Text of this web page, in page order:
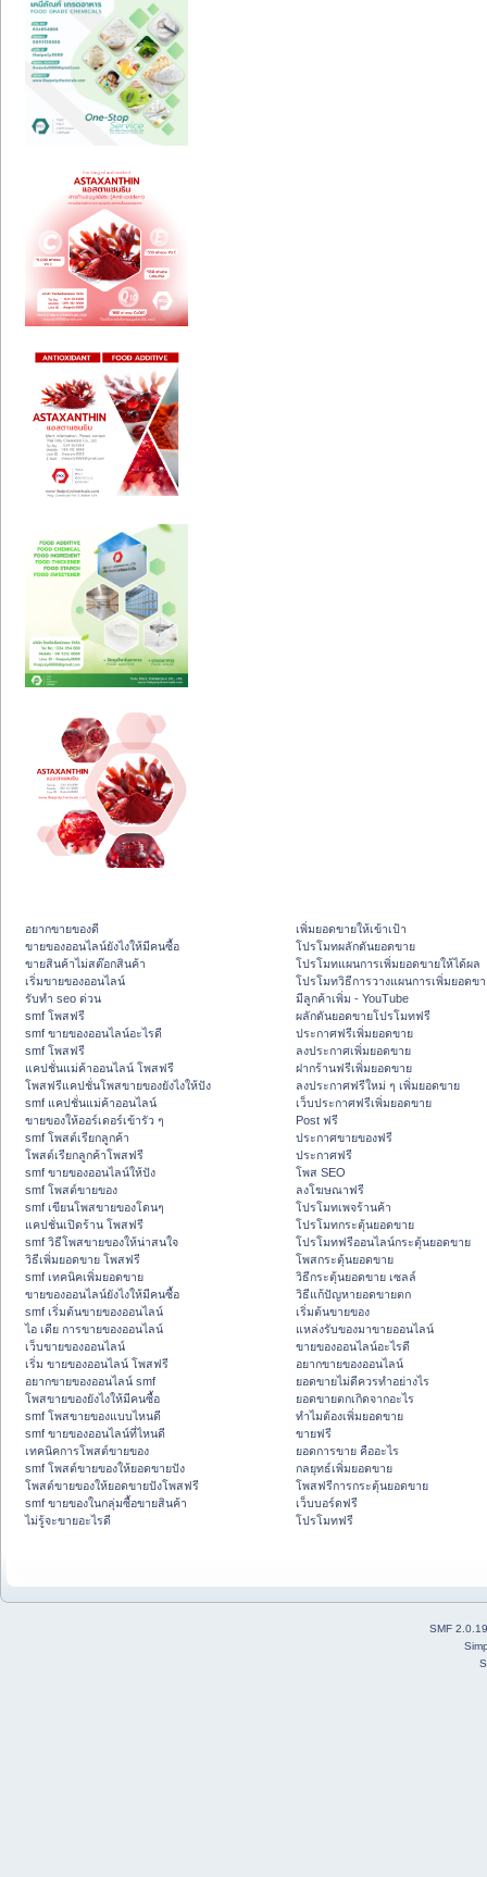
อยากขายของดี
ขายของออนไลน์ยังไงให้มีคนซื้อ
ขายสินค้าไม่สต๊อกสินค้า
เริ่มขายของออนไลน์
รับทำ seo ด่วน
smf โพสฟรี
smf ขายของออนไลน์อะไรดี
smf โพสฟรี
แคปชั่นแม่ค้าออนไลน์ โพสฟรี
โพสฟรีแคปชั่นโพสขายของยังไงให้ปัง
smf แคปชั่นแม่ค้าออนไลน์
ขายของให้ออร์เดอร์เข้ารัว ๆ
smf โพสต์เรียกลูกค้า
โพสต์เรียกลูกค้าโพสฟรี
smf ขายของออนไลน์ให้ปัง
smf โพสต์ขายของ
smf เขียนโพสขายของโดนๆ
แคปชั่นเปิดร้าน โพสฟรี
smf วิธีโพสขายของให้น่าสนใจ
วิธีเพิ่มยอดขาย โพสฟรี
smf เทคนิคเพิ่มยอดขาย
ขายของออนไลน์ยังไงให้มีคนซื้อ
smf เริ่มต้นขายของออนไลน์
ไอ เดีย การขายของออนไลน์
เว็บขายของออนไลน์
เริ่ม ขายของออนไลน์ โพสฟรี
อยากขายของออนไลน์ smf
โพสขายของยังไงให้มีคนซื้อ
smf โพสขายของแบบไหนดี
smf ขายของออนไลน์ที่ไหนดี
เทคนิคการโพสต์ขายของ
smf โพสต์ขายของให้ยอดขายปัง
โพสต์ขายของให้ยอดขายปังโพสฟรี
smf ขายของในกลุ่มซื้อขายสินค้า
ไม่รู้จะขายอะไรดี
เพิ่มยอดขายให้เข้าเป้า
โปรโมทผลักดันยอดขาย
โปรโมทแผนการเพิ่มยอดขายให้ได้ผล
โปรโมทวิธีการวางแผนการเพิ่มยอดข
มีลูกค้าเพิ่ม - YouTube
ผลักดันยอดขายโปรโมทฟรี
ประกาศฟรีเพิ่มยอดขาย
ลงประกาศเพิ่มยอดขาย
ฝากร้านฟรีเพิ่มยอดขาย
ลงประกาศฟรีใหม่ ๆ เพิ่มยอดขาย
เว็บประกาศฟรีเพิ่มยอดขาย
Post ฟรี
ประกาศขายของฟรี
ประกาศฟรี
โพส SEO
ลงโฆษณาฟรี
โปรโมทเพจร้านค้า
โปรโมทกระตุ้นยอดขาย
โปรโมทฟรีออนไลน์กระตุ้นยอดขาย
โพสกระตุ้นยอดขาย
วิธีกระตุ้นยอดขาย เซลล์
วิธีแก้ปัญหายอดขายตก
เริ่มต้นขายของ
แหล่งรับของมาขายออนไลน์
ขายของออนไลน์อะไรดี
อยากขายของออนไลน์
ยอดขายไม่ดีควรทำอย่างไร
ยอดขายตกเกิดจากอะไร
ทำไมต้องเพิ่มยอดขาย
ขายฟรี
ยอดการขาย คืออะไร
กลยุทธ์เพิ่มยอดขาย
โพสฟรีการกระตุ้นยอดขาย
เว็บบอร์ดฟรี
โปรโมทฟรี
SMF 2.0.19